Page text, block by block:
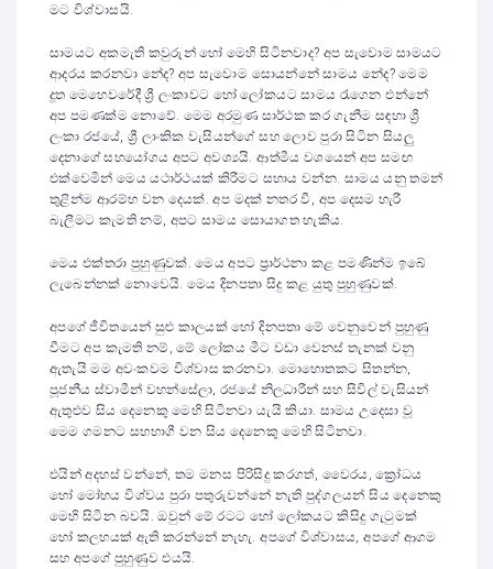
මට විශ්වාසයි.
සාමයට අකමැති කවුරුන් හෝ මෙහි සිටිනවාද? අප සැවොම සාමයට
ආදරය කරනවා නේද? අප සැවොම සොයන්නේ සාමය නේද? මෙම
දූත මෙහෙවරේදී ශ්‍රී ලංකාවට හෝ ලෝකයට සාමය රැගෙන එන්නේ
අප පමණක්ම නොවේ. මෙම අරමුණ සාර්ථක කර ගැනීම සඳහා ශ්‍රී
ලංකා රජයේ, ශ්‍රී ලාංකික වැසියන්ගේ සහ ලොව පුරා සිටින සියලු
දෙනාගේ සහයෝගය අපට අවශ්‍යයි. ආත්මීය වශයෙන් අප සමඟ
එක්වෙමින් මෙය යථාර්ථයක් කිරීමට සහාය වන්න. සාමය යනු තමන්
තුළින්ම ආරම්භ වන දෙයක්. අප මදක් නතර වී, අප දෙසම හැරී
බැලීමට කැමති නම්, අපට සාමය සොයාගත හැකිය.
මෙය එක්තරා පුහුණුවක්. මෙය අපට ප්‍රාර්ථනා කළ පමණින්ම ඉබේ
ලැබෙන්නක් නොවෙයි. මෙය දිනපතා සිදු කළ යුතු පුහුණුවක්.
අපගේ ජීවිතයෙන් සුළු කාලයක් හෝ දිනපතා මේ වෙනුවෙන් පුහුණු
වීමට අප කැමති නම්, මේ ලෝකය මීට වඩා වෙනස් තැනක් වනු
ඇතැයි මම අවංකවම විශ්වාස කරනවා. මොහොතකට සිතන්න,
පූජනීය ස්වාමීන් වහන්සේලා, රජයේ නිලධාරීන් සහ සිවිල් වැසියන්
ඇතුළුව සිය දෙනෙකු මෙහි සිටිනවා යැයි කියා. සාමය උදෙසා වූ
මෙම ගමනට සහභාගී වන සිය දෙනෙකු මෙහි සිටිනවා.
එයින් අදහස් වන්නේ, තම මනස පිරිසිදු කරගත්, වෛරය, ක්‍රෝධය
හෝ මෝහය විශ්වය පුරා පතුරුවන්නේ නැති පුද්ගලයන් සිය දෙනෙකු
මෙහි සිටින බවයි. ඔවුන් මේ රටට හෝ ලෝකයට කිසිදු ගැටුමක්
හෝ කලහයක් ඇති කරන්නේ නැහැ. අපගේ විශ්වාසය, අපගේ ආගම
සහ අපගේ පුහුණුව එයයි.